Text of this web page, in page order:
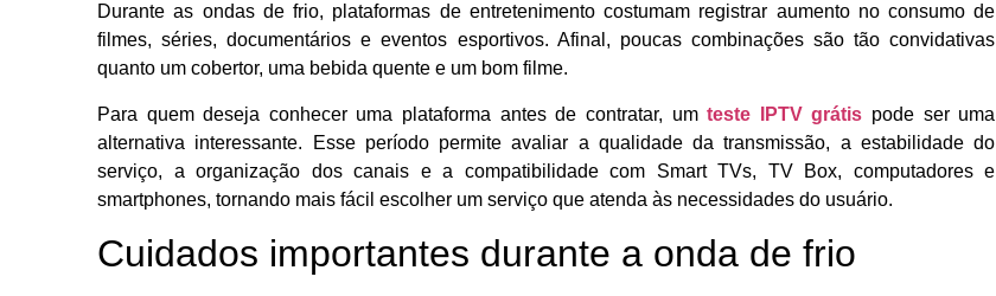
Durante as ondas de frio, plataformas de entretenimento costumam registrar aumento no consumo de
filmes, séries, documentários e eventos esportivos. Afinal, poucas combinações são tão convidativas
quanto um cobertor, uma bebida quente e um bom filme.
Para quem deseja conhecer uma plataforma antes de contratar, umteste IPTV grátis pode ser uma
alternativa interessante. Esse período permite avaliar a qualidade da transmissão, a estabilidade do
serviço, a organização dos canais e a compatibilidade com Smart TVs, TV Box, computadores e
smartphones, tornando mais fácil escolher um serviço que atenda às necessidades do usuário.
Cuidados importantes durante a onda de frio